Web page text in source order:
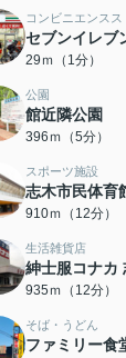
コンビニエンスス
セブンイレブ
29ｍ（1分）
公園
館近隣公園
396ｍ（5分）
スポーツ施設
志木市民体育
910ｍ（12分）
生活雑貨店
紳士服コナカ
935ｍ（12分）
そば・うどん
ファミリー食